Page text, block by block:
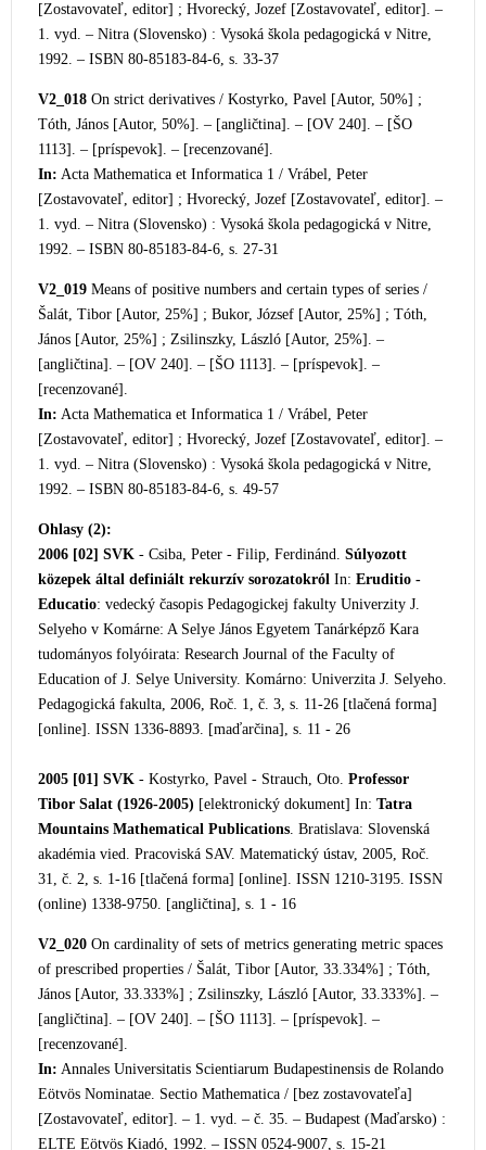
[Zostavovateľ, editor] ; Hvorecký, Jozef [Zostavovateľ, editor]. –
1. vyd. – Nitra (Slovensko) : Vysoká škola pedagogická v Nitre,
1992. – ISBN 80-85183-84-6, s. 33-37
V2_018 On strict derivatives / Kostyrko, Pavel [Autor, 50%] ;
Tóth, János [Autor, 50%]. – [angličtina]. – [OV 240]. – [ŠO
1113]. – [príspevok]. – [recenzované].
In: Acta Mathematica et Informatica 1 / Vrábel, Peter
[Zostavovateľ, editor] ; Hvorecký, Jozef [Zostavovateľ, editor]. –
1. vyd. – Nitra (Slovensko) : Vysoká škola pedagogická v Nitre,
1992. – ISBN 80-85183-84-6, s. 27-31
V2_019 Means of positive numbers and certain types of series /
Šalát, Tibor [Autor, 25%] ; Bukor, József [Autor, 25%] ; Tóth,
János [Autor, 25%] ; Zsilinszky, László [Autor, 25%]. –
[angličtina]. – [OV 240]. – [ŠO 1113]. – [príspevok]. –
[recenzované].
In: Acta Mathematica et Informatica 1 / Vrábel, Peter
[Zostavovateľ, editor] ; Hvorecký, Jozef [Zostavovateľ, editor]. –
1. vyd. – Nitra (Slovensko) : Vysoká škola pedagogická v Nitre,
1992. – ISBN 80-85183-84-6, s. 49-57
Ohlasy (2):
2006 [02] SVK - Csiba, Peter - Filip, Ferdinánd. Súlyozott
közepek által definiált rekurzív sorozatokról In: Eruditio -
Educatio: vedecký časopis Pedagogickej fakulty Univerzity J.
Selyeho v Komárne: A Selye János Egyetem Tanárképző Kara
tudományos folyóirata: Research Journal of the Faculty of
Education of J. Selye University. Komárno: Univerzita J. Selyeho.
Pedagogická fakulta, 2006, Roč. 1, č. 3, s. 11-26 [tlačená forma]
[online]. ISSN 1336-8893. [maďarčina], s. 11 - 26
2005 [01] SVK - Kostyrko, Pavel - Strauch, Oto. Professor
Tibor Salat (1926-2005) [elektronický dokument] In: Tatra
Mountains Mathematical Publications. Bratislava: Slovenská
akadémia vied. Pracoviská SAV. Matematický ústav, 2005, Roč.
31, č. 2, s. 1-16 [tlačená forma] [online]. ISSN 1210-3195. ISSN
(online) 1338-9750. [angličtina], s. 1 - 16
V2_020 On cardinality of sets of metrics generating metric spaces
of prescribed properties / Šalát, Tibor [Autor, 33.334%] ; Tóth,
János [Autor, 33.333%] ; Zsilinszky, László [Autor, 33.333%]. –
[angličtina]. – [OV 240]. – [ŠO 1113]. – [príspevok]. –
[recenzované].
In: Annales Universitatis Scientiarum Budapestinensis de Rolando
Eötvös Nominatae. Sectio Mathematica / [bez zostavovateľa]
[Zostavovateľ, editor]. – 1. vyd. – č. 35. – Budapest (Maďarsko) :
ELTE Eötvös Kiadó, 1992. – ISSN 0524-9007, s. 15-21